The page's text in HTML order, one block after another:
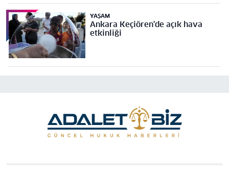
YAŞAM
Ankara Keçiören'de açık hava
etkinliği